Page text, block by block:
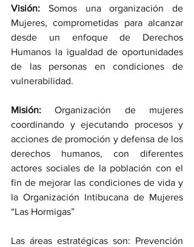
Visión: Somos una organización de
Mujeres, comprometidas para alcanzar
desde un enfoque de Derechos
Humanos la igualdad de oportunidades
de las personas en condiciones de
vulnerabilidad.
Misión: Organización de mujeres
coordinando y ejecutando procesos y
acciones de promoción y defensa de los
derechos humanos, con diferentes
actores sociales de la población con el
fin de mejorar las condiciones de vida y
la Organización Intibucana de Mujeres
“Las Hormigas”
Las áreas estratégicas son: Prevención